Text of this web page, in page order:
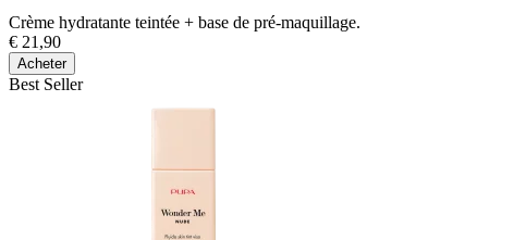
Crème hydratante teintée + base de pré-maquillage.
€ 21,90
Acheter
Best Seller